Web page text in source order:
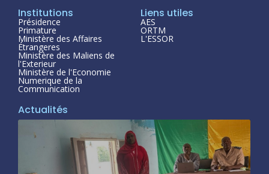
Institutions
Présidence
Primature
Ministère des Affaires
Étrangeres
Ministère des Maliens de
l'Exterieur
Ministère de l'Economie
Numerique de la
Communication
Liens utiles
AES
ORTM
L'ESSOR
Actualités